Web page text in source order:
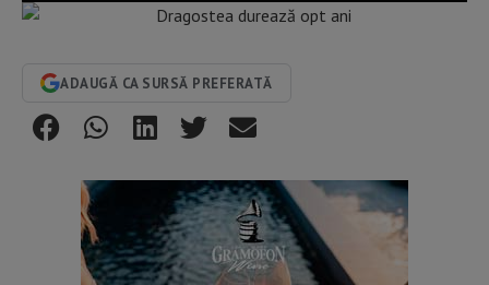
ADAUGĂ CA SURSĂ PREFERATĂ